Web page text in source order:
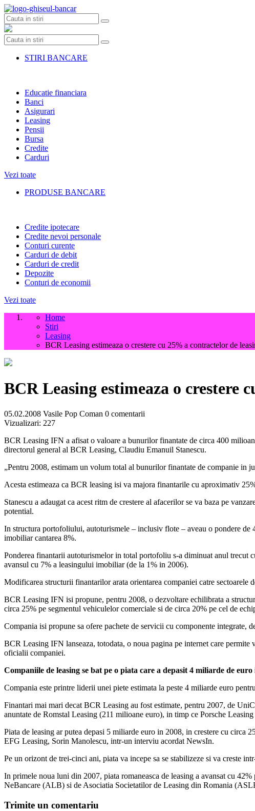
Skip
to
content
STIRI BANCARE
Educatie financiara
Banci
Asigurari
Leasing
Pensii
Bursa
Credite
Carduri
Vezi toate
PRODUSE BANCARE
Credite ipotecare
Credite nevoi personale
Conturi curente
Carduri de debit
Carduri de credit
Depozite
Conturi de economii
Vezi toate
Home
Stiri
Leasing
BCR Leasing estimeaza o crestere cu 25% a contractelor de
BCR Leasing estimeaza o crestere
05.02.2008 Vasile Pop Coman 0 comentarii
Vizualizari: 227
BCR Leasing IFN a afisat o valoare a bunurilor finantate de circa 400
directorul general al BCR Leasing, Claudiu Emanuil Stanescu.
„Pentru 2008, estimam un volum total al bunurilor finantate de companie in
Acesta estimeaza ca BCR leasing isi va majora finantarile cu aproximativ
Stanescu a adaugat ca acest ritm de crestere al afacerilor se va baza pe
potential.
In structura portofoliului, autoturismele – inclusiv flote – aveau o pondere
imobiliar cantarea 8%.
Ponderea finantarii autoturismelor in total portofoliu s-a diminuat anul trecut
avansul cu 7% a leasingului imobiliar (de la 1% in 2006).
Modificarea structurii finantarilor arata orientarea companiei catre
BCR Leasing IFN isi propune, pentru 2008, o dezvoltare echilibrata a
circa 25% pe segmentul vehiculelor comerciale si de circa 20% pe cel de
Compania isi propune sa ofere pachete de servicii cu componente integrate,
BCR Leasing IFN lanseaza, totodata, o noua pagina pe internet care
oficialii companiei.
Companiile de leasing se bat pe o piata care a depasit 4 miliarde de euro
Compania este printre liderii unei piete estimata la peste 4 miliarde euro
Finantari mai mari decat BCR Leasing au fost estimate, pentru 2007, de
anuntate de Romstal Leasing (211 milioane euro), in timp ce Porsche
Piata de leasing ar putea depasi 5 miliarde euro in 2008, in crestere cu circa
EFG Leasing, Sorin Manolescu, intr-un interviu acordat NewsIn.
Pe un orizont de trei-cinci ani, piata va incepe sa se stabilizeze si va creste
In primele noua luni din 2007, piata romaneasca de leasing a avansat cu
NeBancare (ALB) si de Asociatia Societatilor de Leasing din Romania
Trimite un comentariu